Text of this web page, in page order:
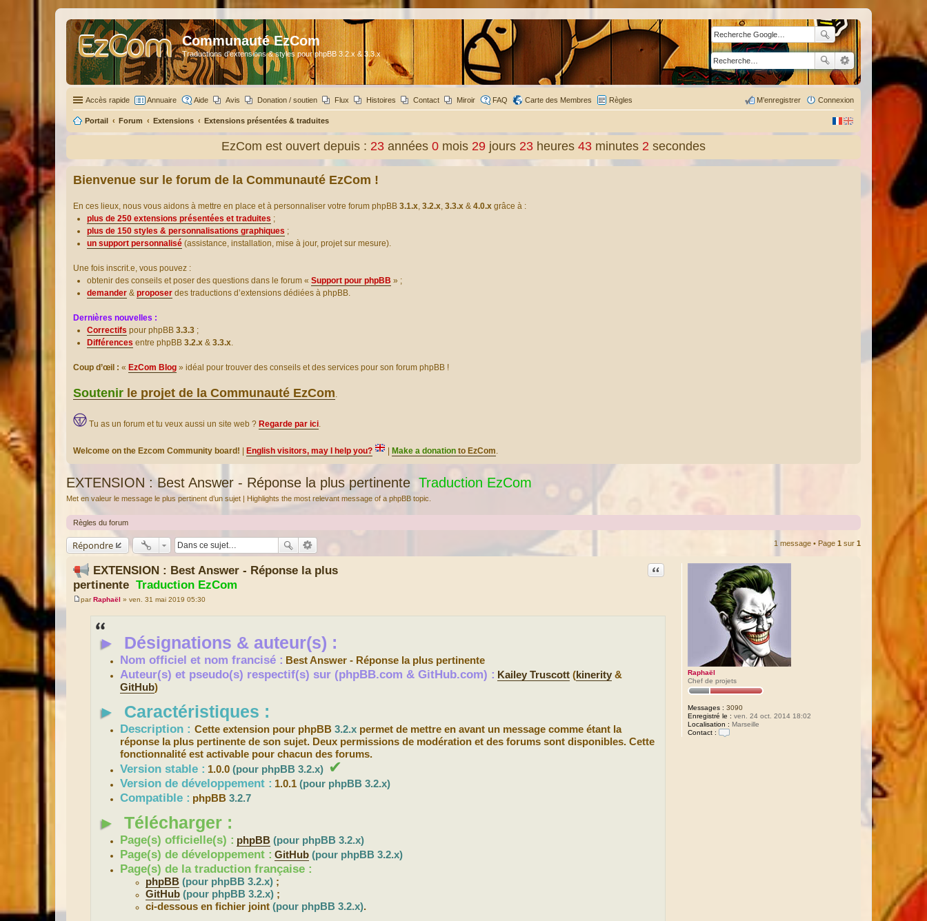
Communauté EzCom
Traductions d'extensions & styles pour phpBB 3.2.x & 3.3.x
Accès rapide Annuaire Aide Avis Donation / soutien Flux Histoires Contact Miroir FAQ Carte des Membres Règles Connexion
M’enregistrer
Portail Forum Extensions Extensions présentées & traduites
EzCom est ouvert depuis : 23 années 0 mois 29 jours 23 heures 43 minutes 4 secondes
Bienvenue sur le forum de la Communauté EzCom !
En ces lieux, nous vous aidons à mettre en place et à personnaliser votre forum phpBB 3.1.x, 3.2.x, 3.3.x & 4.0.x grâce à :
plus de 250 extensions présentées et traduites ;
plus de 150 styles & personnalisations graphiques ;
un support personnalisé (assistance, installation, mise à jour, projet sur mesure).
Une fois inscrit.e, vous pouvez :
obtenir des conseils et poser des questions dans le forum « Support pour phpBB » ;
demander & proposer des traductions d’extensions dédiées à phpBB.
Dernières nouvelles :
Correctifs pour phpBB 3.3.3 ;
Différences entre phpBB 3.2.x & 3.3.x.
Coup d’œil : « EzCom Blog » idéal pour trouver des conseils et des services pour son forum phpBB !
Soutenir le projet de la Communauté EzCom.
Tu as un forum et tu veux aussi un site web ? Regarde par ici.
Welcome on the Ezcom Community board! English visitors, may I help you? Make a donation to EzCom.
EXTENSION : Best Answer - Réponse la plus pertinente Traduction EzCom
Met en valeur le message le plus pertinent d’un sujet | Highlights the most relevant message of a phpBB topic.
Règles du forum
Répondre 1 message • Page 1 sur 1
Raphaël
Chef de projets
Messages : 3090
Enregistré le : ven. 24 oct. 2014 18:02
Localisation : Marseille
Contact :
EXTENSION : Best Answer - Réponse la plus
pertinente Traduction EzCom
Citation
M
parRaphaël » ven. 31 mai 2019 05:30
► Désignations & auteur(s) :
Nom officiel et nom francisé : Best Answer - Réponse la plus pertinente
Auteur(s) et pseudo(s) respectif(s) sur (phpBB.com & GitHub.com) : Kailey Truscott (kinerity &
GitHub)
► Caractéristiques :
Description :Cette extension pour phpBB3.2.x permet de mettre en avant un message comme étant la
réponse la plus pertinente de son sujet. Deux permissions de modération et des forums sont disponibles. Cette
fonctionnalité est activable pour chacun des forums.
Version stable : 1.0.0(pour phpBB 3.2.x) ✔
Version de développement : 1.0.1(pour phpBB 3.2.x)
Compatible : phpBB3.2.7
► Télécharger :
Page(s) officielle(s) : phpBB (pour phpBB 3.2.x)
Page(s) de développement : GitHub (pour phpBB 3.2.x)
Page(s) de la traduction française :
phpBB (pour phpBB 3.2.x) ;
GitHub (pour phpBB 3.2.x) ;
ci-dessous en fichier joint(pour phpBB 3.2.x).